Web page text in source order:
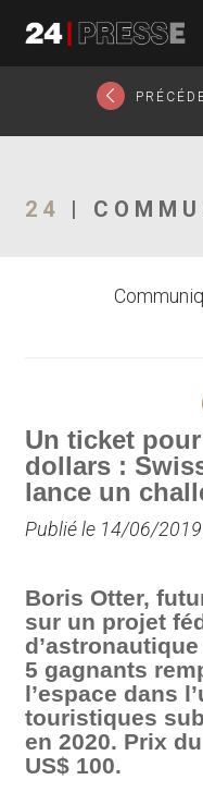
24Presse -
Communiqués de
24 |
Un ticket
dollars :
lance un
Publié le 14/06/
Boris Otter,
sur un projet
5 gagnants
l’espace dans
touristiques
en 2020. Prix
US$ 100.